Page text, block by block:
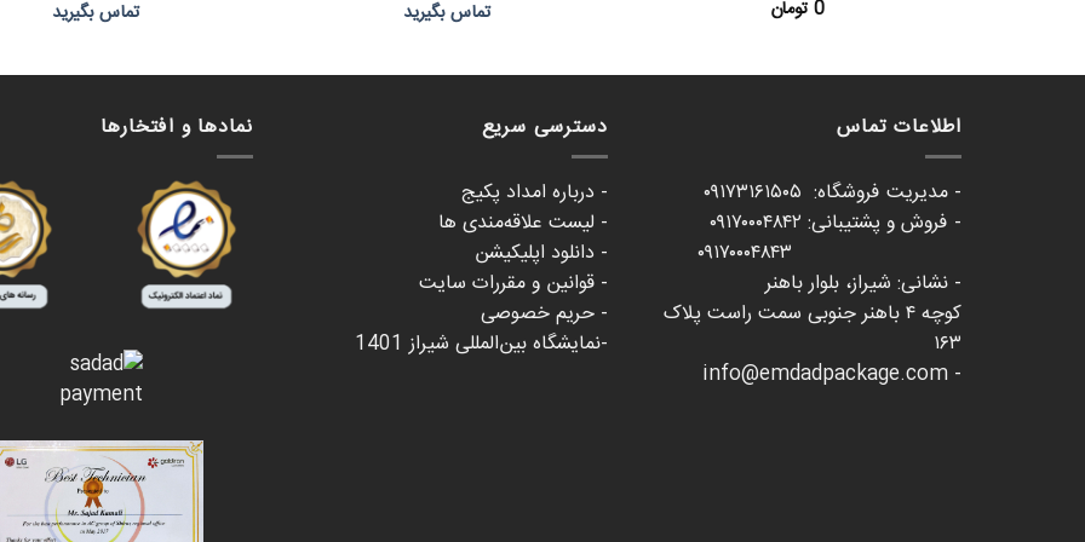
0 تومان تماس بگیرید تماس بگیرید
اطلاعات تماس
- مدیریت فروشگاه: ۰۹۱۷۳۱۶۱۵۰۵
- فروش و پشتیبانی: ۰۹۱۷۰۰۰۴۸۴۲
- نشانی: شیراز، بلوار باهنر
کوچه ۴ باهنر جنوبی سمت راست پلاک
۱۶۳
- info@emdadpackage.com
دسترسی سریع
- درباره امداد پکیج
- لیست علاقه‌مندی ها
- دانلود اپلیکیشن
- قوانین و مقررات سایت
- حریم خصوصی
-نمایشگاه بین‌المللی شیراز 1401
نمادها و افتخارها